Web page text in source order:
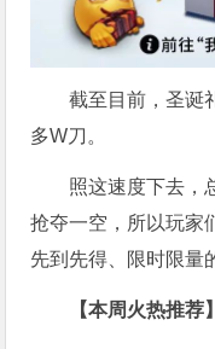
截至目前，圣诞
多W刀。
照这速度下去，
抢夺一空，所以玩家
先到先得、限时限量
【本周火热推荐】